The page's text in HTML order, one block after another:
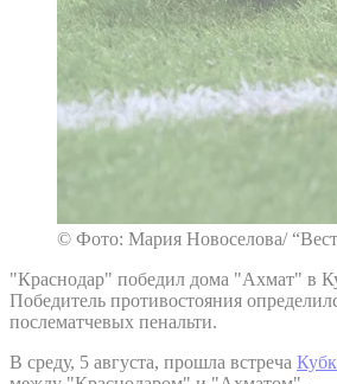
© Фото: Мария Новоселова/
"Краснодар" победил дома "Ахмат" в
Победитель противостояния
послематчевых пенальти.
В среду, 5 августа, прошла встреча